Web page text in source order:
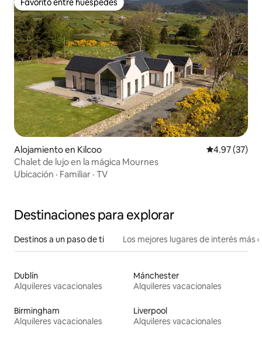
Favorito entre huéspedes
Favorito entre huéspedes
Alojamiento en Kilcoo Calificación
4.97 (37)
Chalet de lujo en la mágica Mournes
Ubicación · Familiar · TV
Destinaciones para explorar
Destinos a un paso de ti Los mejores lugares de interés más
Dublín
Alquileres vacacionales
Mánchester
Alquileres vacacionales
Birmingham
Alquileres vacacionales
Liverpool
Alquileres vacacionales